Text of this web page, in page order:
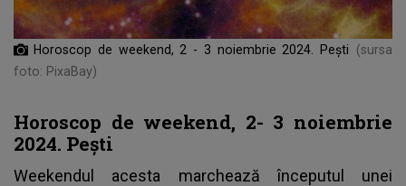
Horoscop de weekend, 2 - 3 noiembrie 2024. Pești
(sursa
foto: PixaBay)
Horoscop de weekend, 2- 3 noiembrie
2024. Pești
Weekendul acesta marchează începutul unei